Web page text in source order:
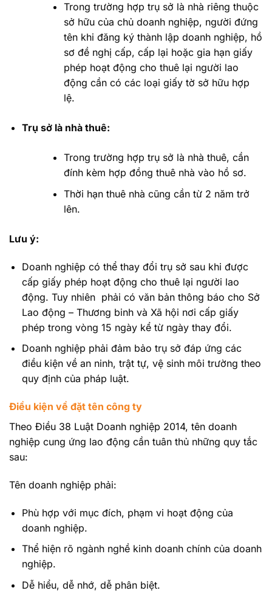
Trong trường hợp trụ sở là nhà riêng thuộc
sở hữu của chủ doanh nghiệp, người đứng
tên khi đăng ký thành lập doanh nghiệp, hồ
sơ đề nghị cấp, cấp lại hoặc gia hạn giấy
phép hoạt động cho thuê lại người lao
động cần có các loại giấy tờ sở hữu hợp
lệ.
Trụ sở là nhà thuê:
Trong trường hợp trụ sở là nhà thuê, cần
đính kèm hợp đồng thuê nhà vào hồ sơ.
Thời hạn thuê nhà cũng cần từ 2 năm trở
lên.
Lưu ý:
Doanh nghiệp có thể thay đổi trụ sở sau khi được
cấp giấy phép hoạt động cho thuê lại người lao
động. Tuy nhiên phải có văn bản thông báo cho Sở
Lao động – Thương binh và Xã hội nơi cấp giấy
phép trong vòng 15 ngày kể từ ngày thay đổi.
Doanh nghiệp phải đảm bảo trụ sở đáp ứng các
điều kiện về an ninh, trật tự, vệ sinh môi trường theo
quy định của pháp luật.
Điều kiện về đặt tên công ty
Theo Điều 38 Luật Doanh nghiệp 2014, tên doanh
nghiệp cung ứng lao động cần tuân thủ những quy tắc
sau:
Tên doanh nghiệp phải:
Phù hợp với mục đích, phạm vi hoạt động của
doanh nghiệp.
Thể hiện rõ ngành nghề kinh doanh chính của doanh
nghiệp.
Dễ hiểu, dễ nhớ, dễ phân biệt.